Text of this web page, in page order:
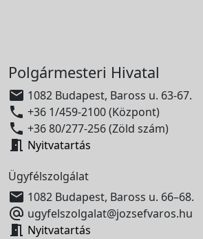
Polgármesteri Hivatal
 1082 Budapest, Baross u. 63-67.
 +36 1/459-2100 (Központ)
 +36 80/277-256 (Zöld szám)
 Nyitvatartás
Ügyfélszolgálat
 1082 Budapest, Baross u. 66–68.
 ugyfelszolgalat@jozsefvaros.hu
 Nyitvatartás